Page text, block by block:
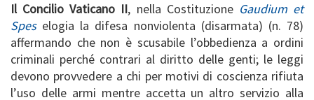
Il Concilio Vaticano II, nella Costituzione Gaudium et
Speselogia la difesa nonviolenta (disarmata) (n. 78)
affermando che non è scusabile l’obbedienza a ordini
criminali perché contrari al diritto delle genti; le leggi
devono provvedere a chi per motivi di coscienza rifiuta
l’uso delle armi mentre accetta un altro servizio alla